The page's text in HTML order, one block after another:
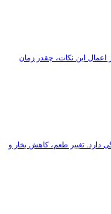
این نکات، چقدر زمان
دارد. تغییر طعم، کاهش بخار و